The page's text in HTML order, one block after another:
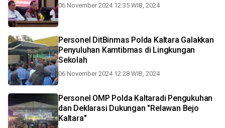
06 November 2024 12:35 WIB, 2024
Personel DitBinmas Polda Kaltara Galakkan
Penyuluhan Kamtibmas di Lingkungan
Sekolah
06 November 2024 12:28 WIB, 2024
Personel OMP Polda Kaltaradi Pengukuhan
dan Deklarasi Dukungan "Relawan Bejo
Kaltara"